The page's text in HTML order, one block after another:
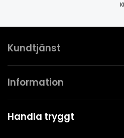
Kundtjänst
Kontakta oss
Mina favoriter
Information
Spa- & Poolguider
Handla tryggt